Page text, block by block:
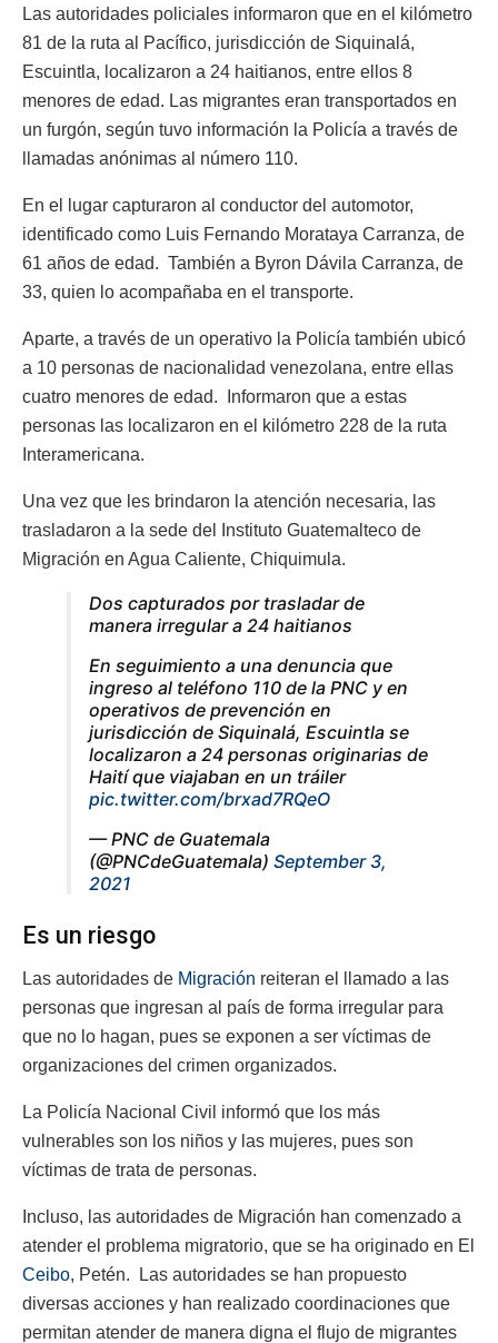
Las autoridades policiales informaron que en el kilómetro
81 de la ruta al Pacífico, jurisdicción de Siquinalá,
Escuintla, localizaron a 24 haitianos, entre ellos 8
menores de edad. Las migrantes eran transportados en
un furgón, según tuvo información la Policía a través de
llamadas anónimas al número 110.
En el lugar capturaron al conductor del automotor,
identificado como Luis Fernando Morataya Carranza, de
61 años de edad. También a Byron Dávila Carranza, de
33, quien lo acompañaba en el transporte.
Aparte, a través de un operativo la Policía también ubicó
a 10 personas de nacionalidad venezolana, entre ellas
cuatro menores de edad. Informaron que a estas
personas las localizaron en el kilómetro 228 de la ruta
Interamericana.
Una vez que les brindaron la atención necesaria, las
trasladaron a la sede del Instituto Guatemalteco de
Migración en Agua Caliente, Chiquimula.
Dos capturados por trasladar de
manera irregular a 24 haitianos
En seguimiento a una denuncia que
ingreso al teléfono 110 de la PNC y en
operativos de prevención en
jurisdicción de Siquinalá, Escuintla se
localizaron a 24 personas originarias de
Haití que viajaban en un tráiler
pic.twitter.com/brxad7RQeO
— PNC de Guatemala
(@PNCdeGuatemala) September 3,
2021
Es un riesgo
Las autoridades de Migración reiteran el llamado a las
personas que ingresan al país de forma irregular para
que no lo hagan, pues se exponen a ser víctimas de
organizaciones del crimen organizados.
La Policía Nacional Civil informó que los más
vulnerables son los niños y las mujeres, pues son
víctimas de trata de personas.
Incluso, las autoridades de Migración han comenzado a
atender el problema migratorio, que se ha originado en El
Ceibo, Petén. Las autoridades se han propuesto
diversas acciones y han realizado coordinaciones que
permitan atender de manera digna el flujo de migrantes